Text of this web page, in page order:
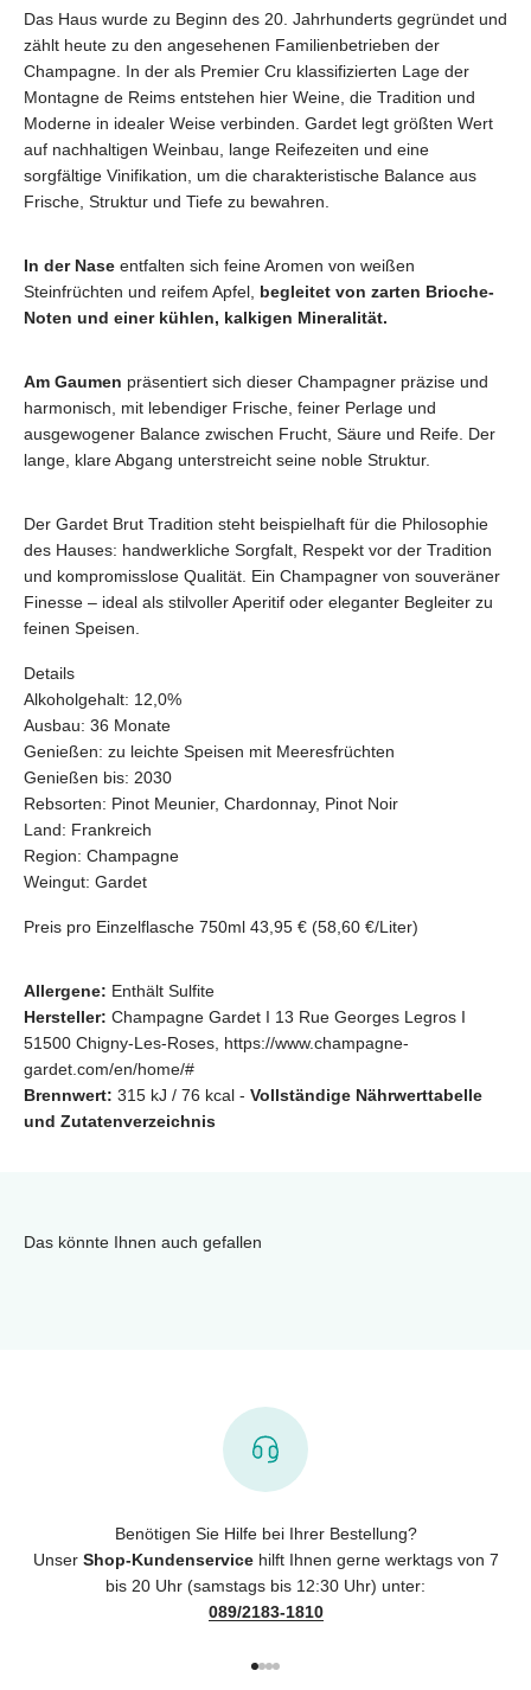
Das Haus wurde zu Beginn des 20. Jahrhunderts gegründet und
zählt heute zu den angesehenen Familienbetrieben der
Champagne. In der als Premier Cru klassifizierten Lage der
Montagne de Reims entstehen hier Weine, die Tradition und
Moderne in idealer Weise verbinden. Gardet legt größten Wert
auf nachhaltigen Weinbau, lange Reifezeiten und eine
sorgfältige Vinifikation, um die charakteristische Balance aus
Frische, Struktur und Tiefe zu bewahren.
In der Nase entfalten sich feine Aromen von weißen
Steinfrüchten und reifem Apfel, begleitet von zarten Brioche-
Noten und einer kühlen, kalkigen Mineralität.
Am Gaumen präsentiert sich dieser Champagner präzise und
harmonisch, mit lebendiger Frische, feiner Perlage und
ausgewogener Balance zwischen Frucht, Säure und Reife. Der
lange, klare Abgang unterstreicht seine noble Struktur.
Der Gardet Brut Tradition steht beispielhaft für die Philosophie
des Hauses: handwerkliche Sorgfalt, Respekt vor der Tradition
und kompromisslose Qualität. Ein Champagner von souveräner
Finesse – ideal als stilvoller Aperitif oder eleganter Begleiter zu
feinen Speisen.
Details
Alkoholgehalt: 12,0%
Ausbau: 36 Monate
Genießen: zu leichte Speisen mit Meeresfrüchten
Genießen bis: 2030
Rebsorten: Pinot Meunier, Chardonnay, Pinot Noir
Land: Frankreich
Region: Champagne
Weingut: Gardet
Preis pro Einzelflasche 750ml 43,95 € (58,60 €/Liter)
Allergene: Enthält Sulfite
Hersteller: Champagne Gardet I 13 Rue Georges Legros I
51500 Chigny-Les-Roses, https://www.champagne-
gardet.com/en/home/#
Brennwert: 315 kJ / 76 kcal - Vollständige Nährwerttabelle
und Zutatenverzeichnis
Das könnte Ihnen auch gefallen
Benötigen Sie Hilfe bei Ihrer Bestellung?
Unser Shop-Kundenservicehilft Ihnen gerne werktags von 7
bis 20 Uhr (samstags bis 12:30 Uhr) unter:
089/2183-1810